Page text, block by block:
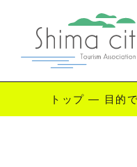
トップ — 目的